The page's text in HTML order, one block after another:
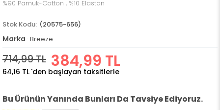
%90 Pamuk-Cotton , %10 Elastan
(20575-656)
Marka : Breeze
714,99 TL 384,99 TL
64,16 TL 'den başlayan taksitlerle
Bu Ürünün Yanında Bunları Da Tavsiye Ediyoruz.